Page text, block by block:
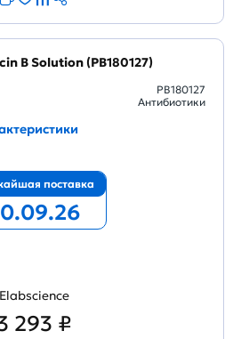
B Solution (PB180127)
PB180127
Антибиотики
поставка
Elabscience
293 ₽